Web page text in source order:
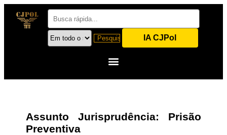
IA CJPol
Assunto Jurisprudência: Prisão
Preventiva